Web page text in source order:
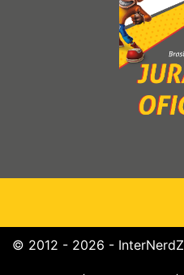
© 2012 - 2026 - InterNerdZ